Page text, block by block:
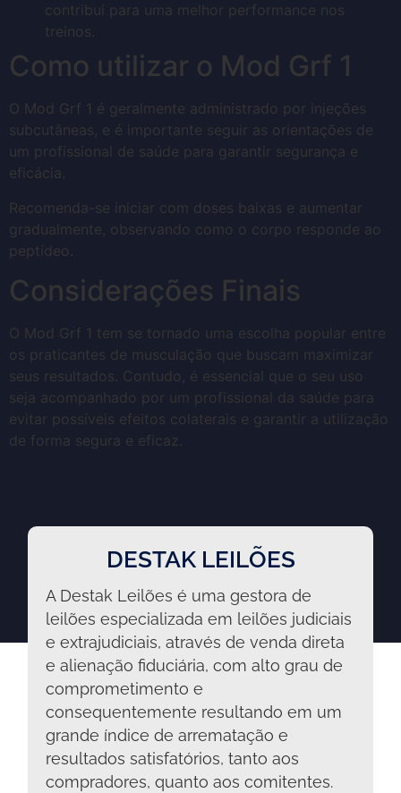
contribui para uma melhor performance nos
treinos.
Como utilizar o Mod Grf 1
O Mod Grf 1 é geralmente administrado por injeções
subcutâneas, e é importante seguir as orientações de
um profissional de saúde para garantir segurança e
eficácia.
Recomenda-se iniciar com doses baixas e aumentar
gradualmente, observando como o corpo responde ao
peptídeo.
Considerações Finais
O Mod Grf 1 tem se tornado uma escolha popular entre
os praticantes de musculação que buscam maximizar
seus resultados. Contudo, é essencial que o seu uso
seja acompanhado por um profissional da saúde para
evitar possíveis efeitos colaterais e garantir a utilização
de forma segura e eficaz.
DESTAK LEILÕES
A Destak Leilões é uma gestora de
leilões especializada em leilões judiciais
e extrajudiciais, através de venda direta
e alienação fiduciária, com alto grau de
comprometimento e
consequentemente resultando em um
grande índice de arrematação e
resultados satisfatórios, tanto aos
compradores, quanto aos comitentes.